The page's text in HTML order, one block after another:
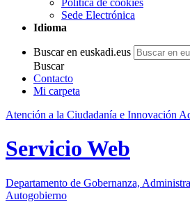
Política de cookies
Sede Electrónica
Idioma
Buscar en euskadi.eus
Buscar
Contacto
Mi carpeta
Atención a la Ciudadanía e Innovación
Servicio Web
Departamento de Gobernanza,
Autogobierno